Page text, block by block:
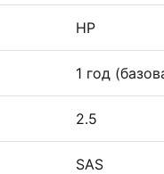
HP
1 год
2.5
SAS